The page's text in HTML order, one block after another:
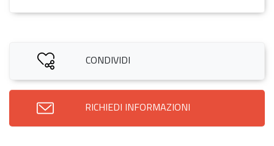
CONDIVIDI
RICHIEDI INFORMAZIONI